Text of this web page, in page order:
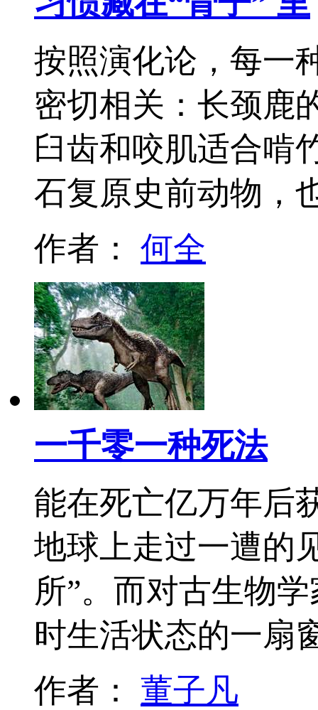
按照演化论，每一
密切相关：长颈鹿
臼齿和咬肌适合啃
石复原史前动物
作者： 何全
一千零一种死法
能在死亡亿万年后
地球上走过一遭的
所”。而对古生物
时生活状态的一扇
作者： 董子凡